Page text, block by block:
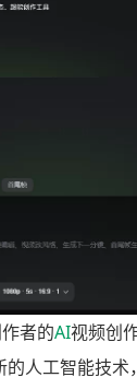
者的AI视频创
人工智能技术